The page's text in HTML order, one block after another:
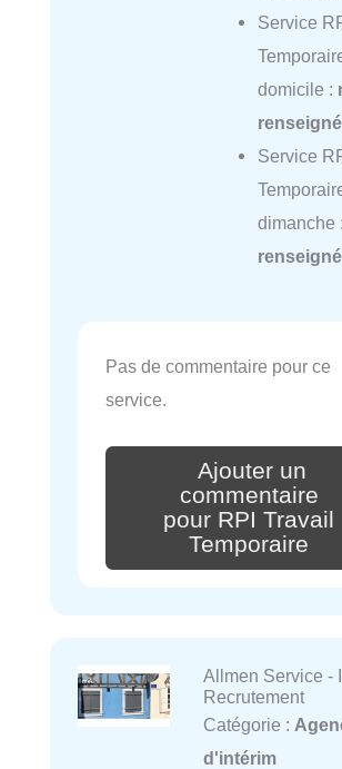
Service
domicile :
renseigné
Service
dimanche :
renseigné
Pas de commentaire pour ce
service.
Ajouter un
commentaire
pour RPI Travail
Temporaire
Allmen Service -
Recrutement
Catégorie :
d'intérim